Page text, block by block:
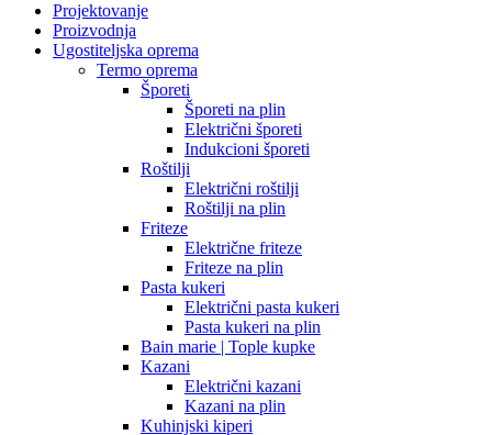
Projektovanje
Proizvodnja
Ugostiteljska oprema
Termo oprema
Šporeti
Šporeti na plin
Električni šporeti
Indukcioni šporeti
Roštilji
Električni roštilji
Roštilji na plin
Friteze
Električne friteze
Friteze na plin
Pasta kukeri
Električni pasta kukeri
Pasta kukeri na plin
Bain marie | Tople kupke
Kazani
Električni kazani
Kazani na plin
Kuhinjski kiperi